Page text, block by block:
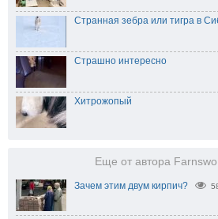
Странная зебра или тигра в
Страшно интересно
Хитрожопый
Еще от автора
Зачем этим двум кирпич?